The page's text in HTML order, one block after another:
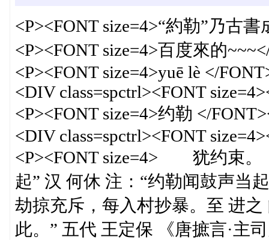
<P><FONT size=4>“約勒”乃古
<P><FONT size=4>百度來的
<P><FONT size=4>yuē lè </
<DIV class=spctrl><FONT
<P><FONT size=4>约勒 </
<DIV class=spctrl><FONT
<P><FONT size=4> 犹约束。
起” 汉 何休 注：“约勒闻鼓声当
劫掠充斥，每入村抄暴。至 进
此。” 五代 王定保 《唐摭言·主